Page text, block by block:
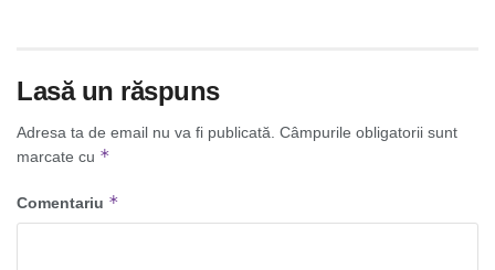
Lasă un răspuns
Adresa ta de email nu va fi publicată. Câmpurile obligatorii sunt
marcate cu *
Comentariu *